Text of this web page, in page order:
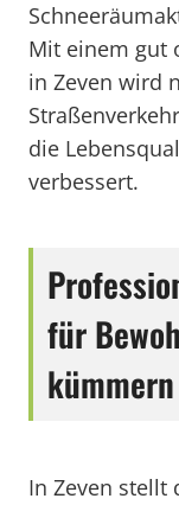
Mit einem gut
in Zeven wird
die
verbessert.
für
In Zeven stellt